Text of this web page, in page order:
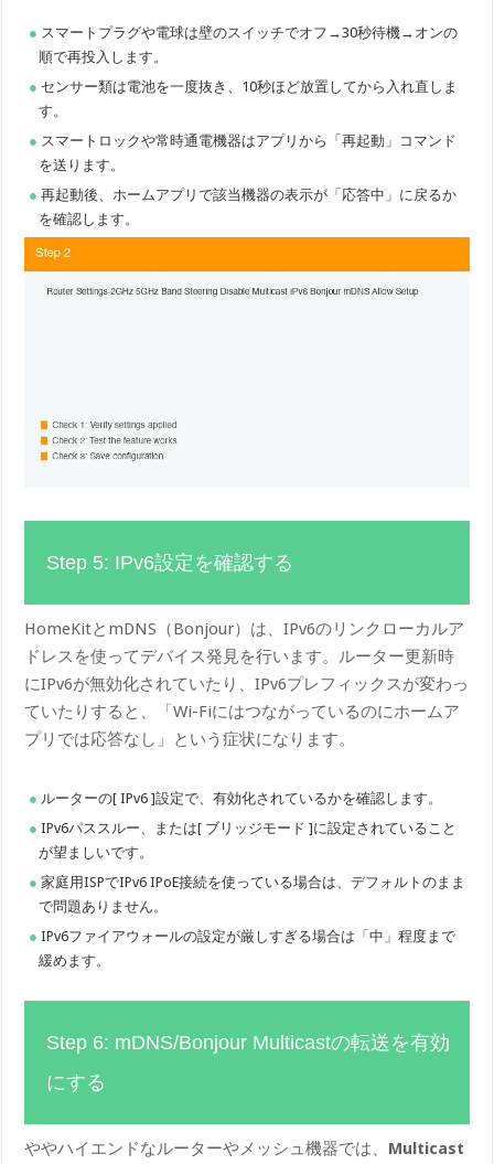
スマートプラグや電球は壁のスイッチでオフ→30秒待機→オンの
順で再投入します。
センサー類は電池を一度抜き、10秒ほど放置してから入れ直しま
す。
スマートロックや常時通電機器はアプリから「再起動」コマンド
を送ります。
再起動後、ホームアプリで該当機器の表示が「応答中」に戻るか
を確認します。
Step 5: IPv6設定を確認する
HomeKitとmDNS（Bonjour）は、IPv6のリンクローカルア
ドレスを使ってデバイス発見を行います。ルーター更新時
にIPv6が無効化されていたり、IPv6プレフィックスが変わっ
ていたりすると、「Wi-Fiにはつながっているのにホームア
プリでは応答なし」という症状になります。
ルーターの[ IPv6 ]設定で、有効化されているかを確認します。
IPv6パススルー、または[ ブリッジモード ]に設定されていること
が望ましいです。
家庭用ISPでIPv6 IPoE接続を使っている場合は、デフォルトのまま
で問題ありません。
IPv6ファイアウォールの設定が厳しすぎる場合は「中」程度まで
緩めます。
Step 6: mDNS/Bonjour Multicastの転送を有効
にする
ややハイエンドなルーターやメッシュ機器では、 Multicast